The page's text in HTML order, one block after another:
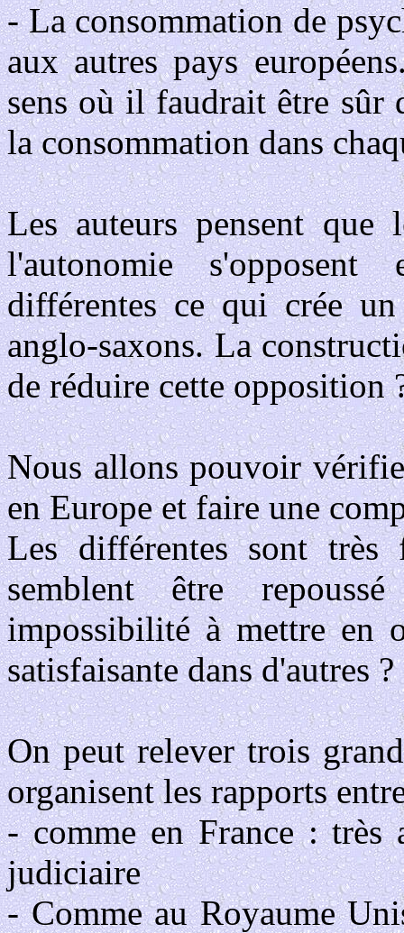
- La consommation de
aux autres pays
sens où il faudrait être sûr
la consommation dans
Les auteurs pensent
l'autonomie
différentes ce qui crée
anglo-saxons. La
de réduire cette opposition
Nous allons pouvoir
en Europe et faire une
Les différentes sont
semblent être
impossibilité à mettre en
satisfaisante dans d'autres ?
On peut relever trois
organisent les rapports
- comme en France :
judiciaire
- Comme au Royaume